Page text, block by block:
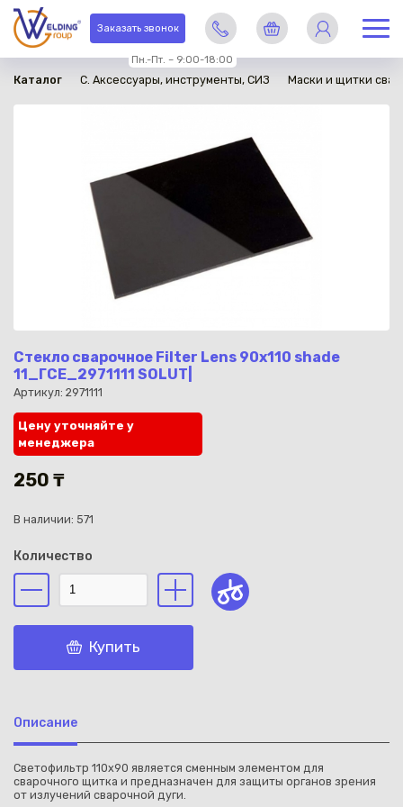
Заказать звонок
Пн.-Пт. – 9:00-18:00
Каталог C. Аксессуары, инструменты, СИЗ Маски и щитки
Стекло сварочное Filter Lens 90x110 shade
11_ГСЕ_2971111 SOLUT|
Артикул: 2971111
в наличии
Цену уточняйте у
менеджера
250 ₸
В наличии: 571
Количество
Купить
Описание
Светофильтр 110х90 является сменным элементом для
сварочного щитка и предназначен для защиты органов зрения
от излучений сварочной дуги.